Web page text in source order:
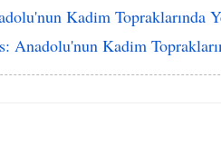
Kadim Topraklarında
Anadolu'nun Kadim